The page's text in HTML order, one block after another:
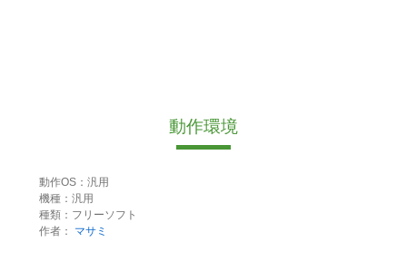
動作環境
動作OS：汎用
機種：汎用
種類：フリーソフト
作者：
マサミ